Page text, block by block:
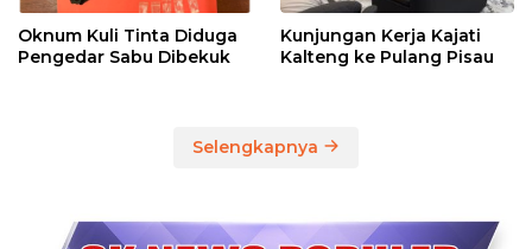
Oknum Kuli Tinta Diduga
Pengedar Sabu Dibekuk
Kunjungan Kerja Kajati
Kalteng ke Pulang Pisau
Selengkapnya